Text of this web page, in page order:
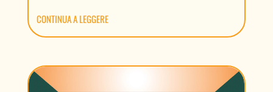
CONTINUA A LEGGERE